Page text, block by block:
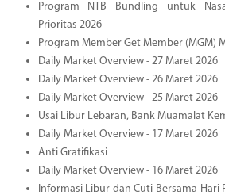
Program NTB Bundling untuk
Prioritas 2026
Program Member Get Member (MGM)
Daily Market Overview - 27 Maret 2026
Daily Market Overview - 26 Maret 2026
Daily Market Overview - 25 Maret 2026
Usai Libur Lebaran, Bank Muamalat
Daily Market Overview - 17 Maret 2026
Anti Gratifikasi
Daily Market Overview - 16 Maret 2026
Informasi Libur dan Cuti Bersama Hari